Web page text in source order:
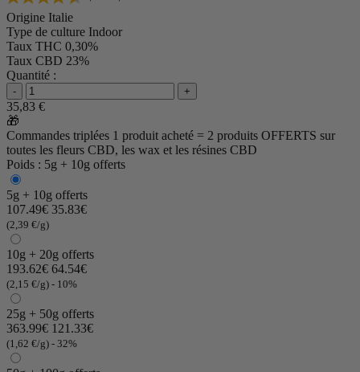
Origine Italie
Type de culture Indoor
Taux THC 0,30%
Taux CBD 23%
Quantité :
- +
35,83 €
🎁
Commandes triplées 1 produit acheté = 2 produits OFFERTS sur
toutes les fleurs CBD, les wax et les résines CBD
Poids : 5g + 10g offerts
5g + 10g offerts
107.49€ 35.83€
(2,39 €/g)
10g + 20g offerts
193.62€ 64.54€
(2,15 €/g) - 10%
25g + 50g offerts
363.99€ 121.33€
(1,62 €/g) - 32%